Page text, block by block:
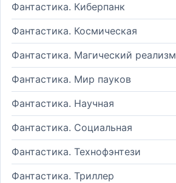
Фантастика. Киберпанк
Фантастика. Космическая
Фантастика. Магический реализм
Фантастика. Мир пауков
Фантастика. Научная
Фантастика. Социальная
Фантастика. Технофэнтези
Фантастика. Триллер